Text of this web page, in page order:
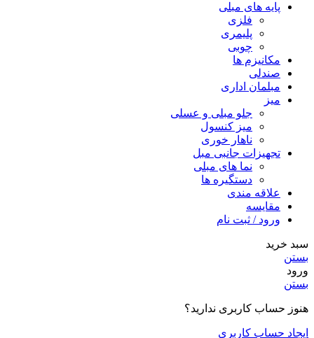
پایه های مبلی
فلزی
پلیمری
چوبی
مکانیزم ها
صندلی
مبلمان اداری
میز
جلو مبلی و عسلی
میز کنسول
ناهار خوری
تجهیزات جانبی مبل
نما های مبلی
دستگیره ها
علاقه مندی
مقایسه
ورود / ثبت نام
سبد خرید
بستن
ورود
بستن
هنوز حساب کاربری ندارید؟
ایجاد حساب کاربری